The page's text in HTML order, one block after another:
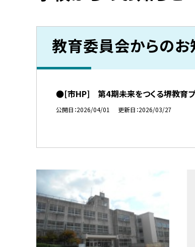
教育委員会からのお
●[市HP] 第4期未来をつくる堺教育プ
公開日 2026/04/01 更新日 2026/03/27